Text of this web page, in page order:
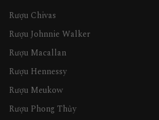
Rượu Chivas
Rượu Johnnie Walker
Rượu Macallan
Rượu Hennessy
Rượu Meukow
Rượu Phong Thủy